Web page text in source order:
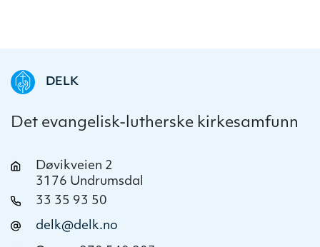
DELK
Det evangelisk-lutherske kirkesamfunn
Døvikveien 2
3176 Undrumsdal
33 35 93 50
delk@delk.no